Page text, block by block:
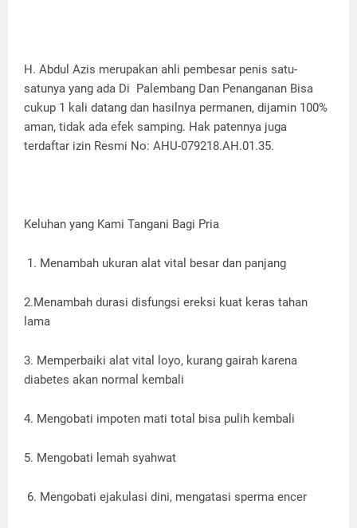
H. Abdul Azis merupakan ahli pembesar penis satu-
satunya yang ada Di Palembang Dan Penanganan Bisa
cukup 1 kali datang dan hasilnya permanen, dijamin 100%
aman, tidak ada efek samping. Hak patennya juga
terdaftar izin Resmi No: AHU-079218.AH.01.35.
Keluhan yang Kami Tangani Bagi Pria
1. Menambah ukuran alat vital besar dan panjang
2.Menambah durasi disfungsi ereksi kuat keras tahan
lama
3. Memperbaiki alat vital loyo, kurang gairah karena
diabetes akan normal kembali
4. Mengobati impoten mati total bisa pulih kembali
5. Mengobati lemah syahwat
6. Mengobati ejakulasi dini, mengatasi sperma encer